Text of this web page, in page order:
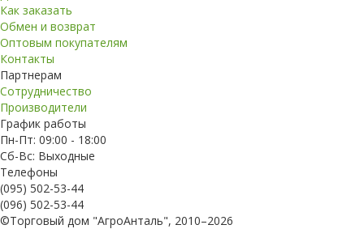
Как заказать
Обмен и возврат
Оптовым покупателям
Контакты
Партнерам
Сотрудничество
Производители
График работы
Пн-Пт: 09:00 - 18:00
Сб-Вс: Выходные
Телефоны
(095) 502-53-44
(096) 502-53-44
©Торговый дом "АгроАнталь", 2010–2026